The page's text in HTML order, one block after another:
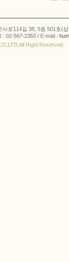
사로114길 38, 5층 501호(
: 02-567-2350 / E-mail :
Right Reserved.